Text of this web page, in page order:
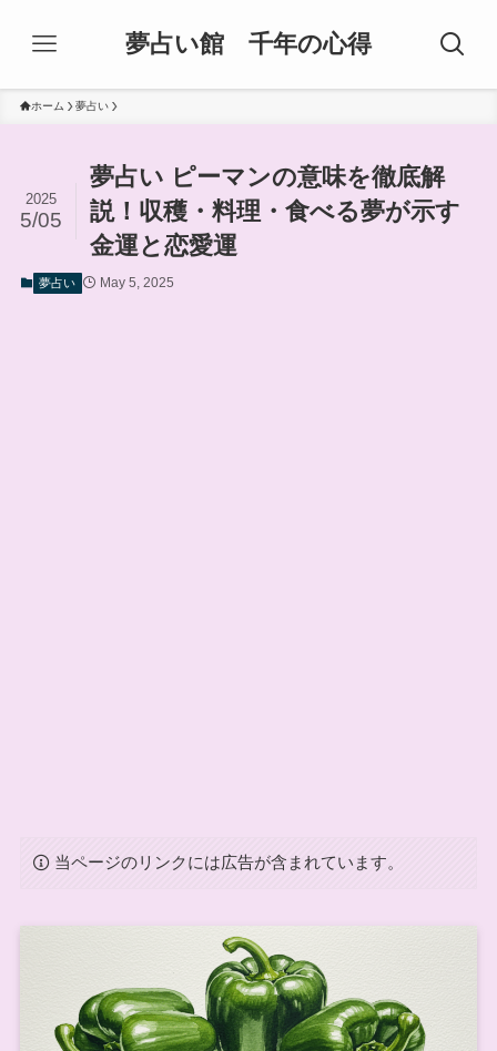
夢占い館 千年の心得
ホーム 夢占い
夢占い ピーマンの意味を徹底解
説！収穫・料理・食べる夢が示す
金運と恋愛運
2025
5/05
夢占い May 5, 2025
当ページのリンクには広告が含まれています。